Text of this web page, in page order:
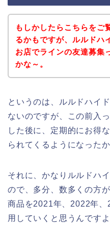
もしかしたらこちらをご
るかもですが、ルルドハ
お店でラインの友達募集
かな～。
というのは、ルルドハイ
ないのですが、この前入
した後に、定期的にお得
られてくるようになったか
それに、かなりルルドハ
ので、多分、数多くの方
商品を2021年、2022年、
用していくと思うんです